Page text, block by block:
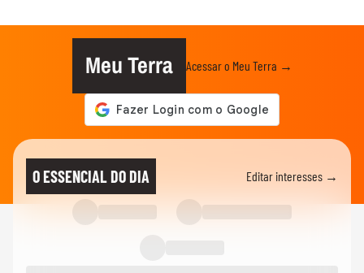
Meu Terra Acessar o Meu Terra →
O ESSENCIAL DO DIA Editar interesses →